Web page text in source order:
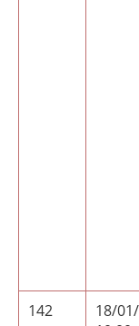
142
18/